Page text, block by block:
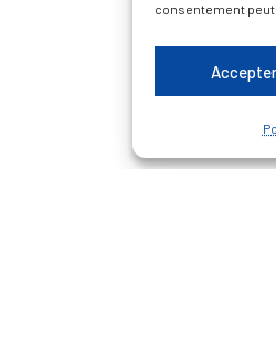
consentement
Accepter